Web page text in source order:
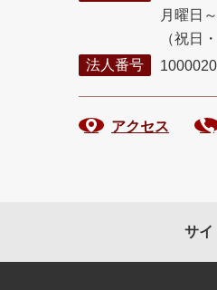
月曜日
（祝日
法人番号
アクセス
サイ